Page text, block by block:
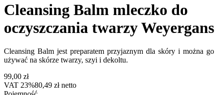
Cleansing Balm mleczko do
oczyszczania twarzy Weyergans
Cleansing Balm jest preparatem przyjaznym dla skóry i można go
używać na skórze twarzy, szyi i dekoltu.
99,00 zł
VAT 23%80,49 złnetto